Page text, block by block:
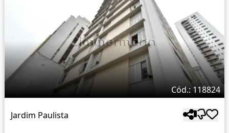
Cód.: 118824
Jardim Paulista